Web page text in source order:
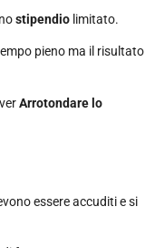
stipendio limitato.
pieno ma il risultato
Arrotondare lo
essere accuditi e si